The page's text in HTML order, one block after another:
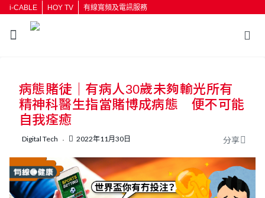
i-CABLE HOY TV 有線寬頻及電訊服務
按輸入鍵開始搜尋
病態賭徒｜有病人30歲未夠輸光所有
精神科醫生指當賭博成病態 便不可能
自我痊癒
Digital Tech 2022年11月30日 分享